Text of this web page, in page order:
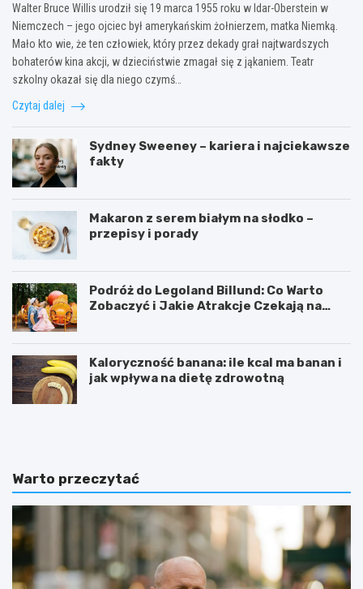
Walter Bruce Willis urodził się 19 marca 1955 roku w Idar-Oberstein w
Niemczech – jego ojciec był amerykańskim żołnierzem, matka Niemką.
Mało kto wie, że ten człowiek, który przez dekady grał najtwardszych
bohaterów kina akcji, w dzieciństwie zmagał się z jąkaniem. Teatr
szkolny okazał się dla niego czymś…
Czytaj dalej
Sydney Sweeney – kariera i najciekawsze
fakty
Makaron z serem białym na słodko –
przepisy i porady
Podróż do Legoland Billund: Co Warto
Zobaczyć i Jakie Atrakcje Czekają na
Kaloryczność banana: ile kcal ma banan i
jak wpływa na dietę zdrowotną
K
y
c
z
n
o
ć
D
w
i
c
z
e
i
Warto przeczytać